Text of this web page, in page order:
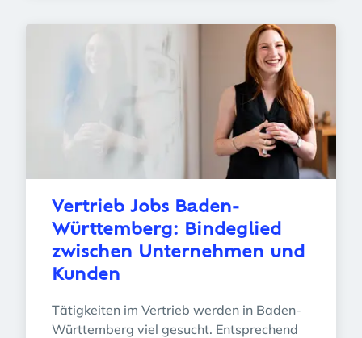
Vertrieb Jobs Baden-
Württemberg: Bindeglied
zwischen Unternehmen und
Kunden
Tätigkeiten im Vertrieb werden in Baden-
Württemberg viel gesucht. Entsprechend